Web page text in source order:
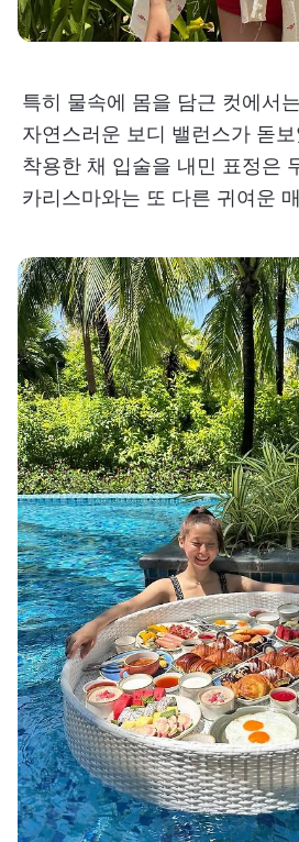
특히 물속에 몸을 담근 컷에서
자연스러운 보디 밸런스가 돋
착용한 채 입술을 내민 표정은
카리스마와는 또 다른 귀여운